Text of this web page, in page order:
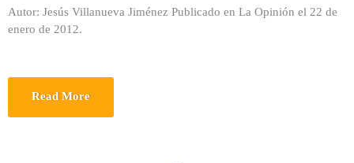
Autor: Jesús Villanueva Jiménez Publicado en La Opinión el 22 de
enero de 2012.
Read More